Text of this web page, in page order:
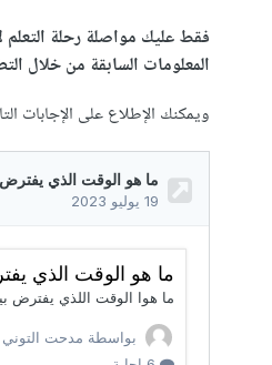
فقط عليك مواصلة رحلة
المعلومات السابقة من خلال
ويمكنك الإطلاع على الإجابات